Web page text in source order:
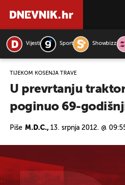
Vijesti Sport Showbizz
TIJEKOM KOŠENJA TRAVE
U prevrtanju
poginuo 69-
Piše M.D.C., 13. srpnja 2012. @
PRETRAŽITE VIJESTI